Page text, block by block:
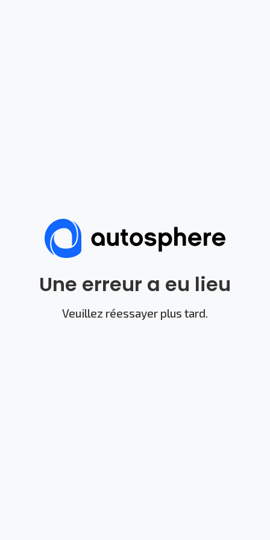
Une erreur a eu lieu
Veuillez réessayer plus tard.